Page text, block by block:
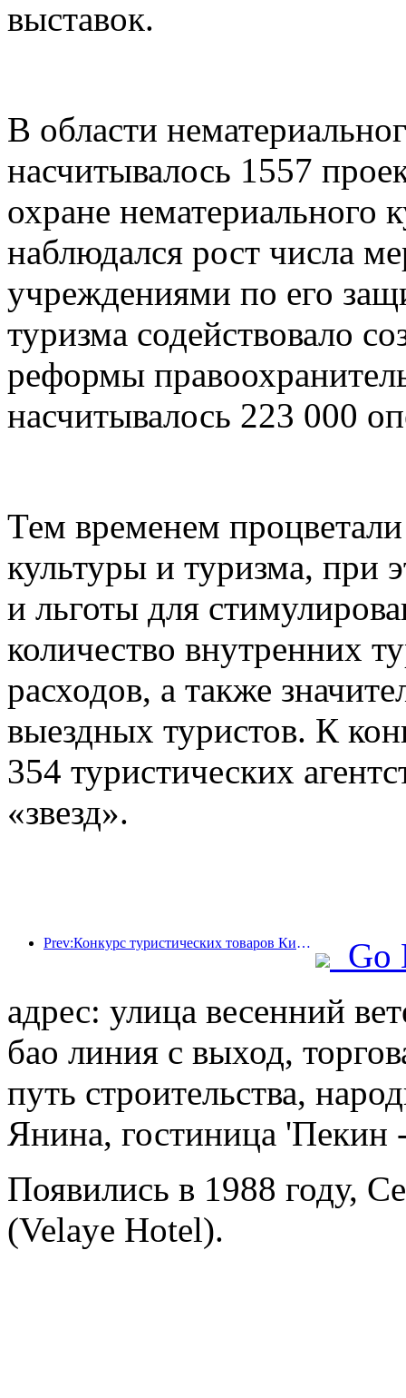
выставок.
В области
насчитывалось 1557
охране нематериального
наблюдался рост числа
учреждениями по его
туризма содействовало
реформы
насчитывалось 223 000
Тем временем
культуры и туризма, при
и льготы для
количество внутренних
расходов, а также
выездных туристов. К
354 туристических
«звезд».
Prev:Конкурс туристических товаров Китая успешно прошел в Сянтане (провинция Хунань).
Go
адрес: улица весенний
бао линия с выход,
путь строительства,
Янина, гостиница 'Пекин
Появились в 1988 году,
(Velaye Hotel).